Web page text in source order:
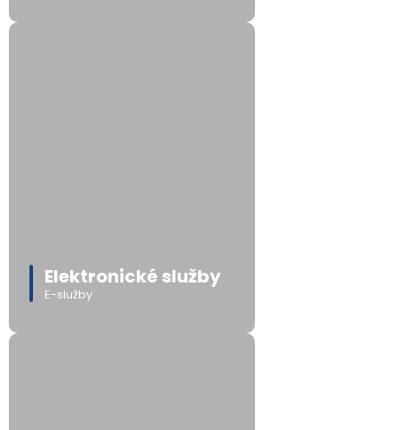
Elektronické služby
E-služby